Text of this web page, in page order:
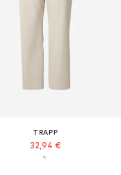
TRAPP
32,94 €